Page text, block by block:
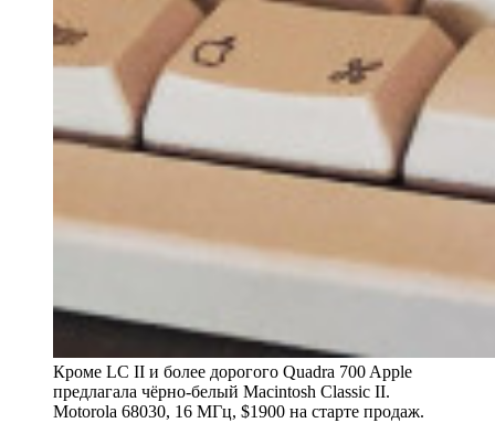
Кроме LC II и более дорогого Quadra 700 Apple
предлагала чёрно-белый Macintosh Classic II.
Motorola 68030, 16 МГц, $1900 на старте продаж.